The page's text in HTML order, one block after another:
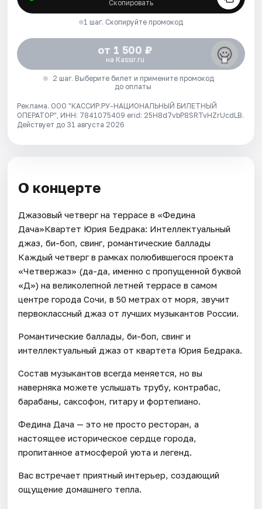
Скопировать
1 шаг. Скопируйте промокод
от 1 500 ₽
на Kassir.ru
2 шаг. Выберите билет и примените промокод
до оплаты
Реклама. ООО "КАССИР.РУ-НАЦИОНАЛЬНЫЙ БИЛЕТНЫЙ
ОПЕРАТОР", ИНН: 7841075409 erid: 25H8d7vbP8SRTvHZrUcdLB.
Действует до 31 августа 2026
О концерте
Джазовый четверг на террасе в «Федина
Дача»Квартет Юрия Бедрака: Интеллектуальный
джаз, би-боп, свинг, романтические баллады
Каждый четверг в рамках полюбившегося проекта
«Четвержаз» (да-да, именно с пропущенной буквой
«Д») на великолепной летней террасе в самом
центре города Сочи, в 50 метрах от моря, звучит
первоклассный джаз от лучших музыкантов России.
Романтические баллады, би-боп, свинг и
интеллектуальный джаз от квартета Юрия Бедрака.
Состав музыкантов всегда меняется, но вы
наверняка можете услышать трубу, контрабас,
барабаны, саксофон, гитару и фортепиано.
Федина Дача — это не просто ресторан, а
настоящее историческое сердце города,
пропитанное атмосферой уюта и легенд.
Вас встречает приятный интерьер, создающий
ощущение домашнего тепла.